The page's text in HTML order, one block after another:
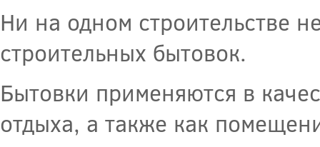
Ни на одном строительстве
строительных бытовок.
Бытовки применяются в
отдыха, а также как